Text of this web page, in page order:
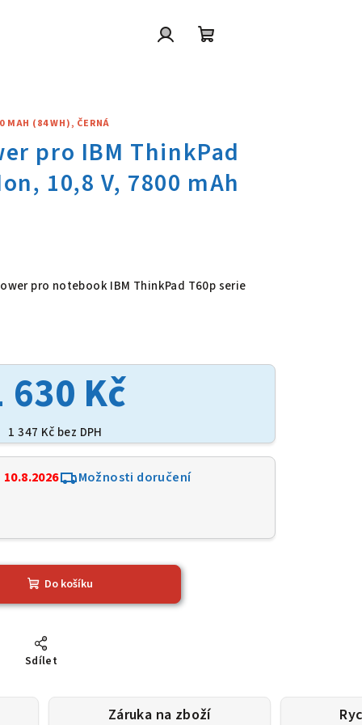
MAH (84 WH), ČERNÁ
pro IBM ThinkPad T60p
pro notebook IBM ThinkPad T60p serie
630 Kč
1 347 Kč bez DPH
10.8.2026 Možnosti doručení
Do košíku
Sdílet
Záruka na zboží